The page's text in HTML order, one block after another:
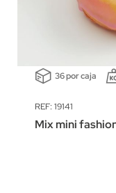
36 por caja
REF: 19141
Mix mini